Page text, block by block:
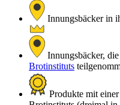
Innungsbäcker in
Innungsbäcker,
Brotinstituts
Produkte mit